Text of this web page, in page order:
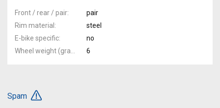
Front / rear / pair
pair
Rim material
steel
E-bike specific
no
6
Spam